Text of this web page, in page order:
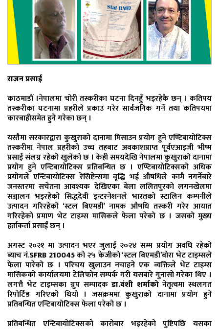
राजन प्रसाई
काठमाडौं ।नेपालमा चोरी तस्करीका घटना दिनहुँ भइरहेकै छन् । कतिपय
तस्करीका घटनामा प्रहरीले प्रकाउ गरेर सार्वजनिक गर्ने तथा कतिपयमा
कारबाहीसमेत हुने गरेका छन् ।
यस्तैमा सरकारद्वारा कुखुराको दानामा मिसाउन प्रयोग हुने एण्टिबायोटिक्स
तस्करीमा नेपाल प्रहरीको उच्च तहबाट अवकाशप्राप्त पूर्वएआइजी भीष्म
प्रसाईं संलग्न रहेको खुलेको छ । केही समयदेखि नेपालमा कुखुराको दानामा
प्रयोग हुने एन्टिबायोटिक्स प्रतिबन्धित छ । एण्टिबायोटिक्सको अधिक
प्रयोगले एन्टिबायोटिक्स रेसिष्टेन्समा वृद्धि भई औषधिले कामै नगर्नेबारे
जनस्तरमा सचेतना आवश्यक देखिएका बेला ललितपुरको लगनखेलमा
सञ्चालन भइरहेको सिद्धदेवी इन्टरनेशनले भारतको स्टालिन कम्पनीले
उत्पादन गरिरहेको ‘स्टल बिएमडी’ नामक औषधि तस्करी गरेर आयात
गरिरहेको प्रमाण भेट टाइम्स मासिकले फेला परेको छ । जसको मुख्य
हर्ताकर्ता प्रसाईं छन् ।
अगस्ट २०२१ मा उत्पादन भएर जुलाई २०२४ सम्म प्रयोग अवधि रहेको
ब्याच नं.SFRB 210045को २५ केजीको ‘स्टल बिएमडी’बोरा भेट टाइम्सले
फेला पारेको छ । परिचय खुलाउन नचाहने एक व्यक्तिले भेट टाइम्स
मासिकको कार्यालयमा टेलिफोन सम्पर्क गरी यसबारे गुनासो गरेका थिए ।
लगत्तै भेट टाइम्सका ग्रुप सम्पादकडा.वंशी शर्माकोनेतृत्वमा स्थलगत
रिपोर्टिङ गरिएको थियो । जसक्रममा कुखुराको दानामा प्रयोग हुने
प्रतिबन्धित एन्टिबायोटिक्स फेला परेको छ ।
प्रतिबन्धित एन्टिबायोटिक्सको कारोबार भइरहेको पुष्टिपछि यसका